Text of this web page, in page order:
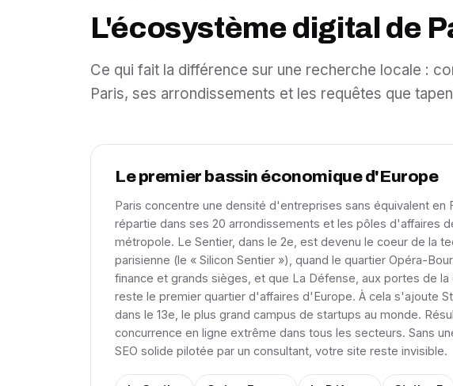
L'écosystème digital de
Ce qui fait la différence sur une recherche locale :
Paris, ses arrondissements et les requêtes que
Le premier bassin économique d'Europe
Paris concentre une densité d'entreprises sans équivalent en
répartie dans ses 20 arrondissements et les pôles d'affaires
métropole. Le Sentier, dans le 2e, est devenu le coeur de la
parisienne (le « Silicon Sentier »), quand le quartier Opéra-
finance et grands sièges, et que La Défense, aux portes de la
reste le premier quartier d'affaires d'Europe. À cela s'ajoute
dans le 13e, le plus grand campus de startups au monde.
concurrence en ligne extrême dans tous les secteurs. Sans
SEO solide pilotée par un consultant, votre site reste invisible.